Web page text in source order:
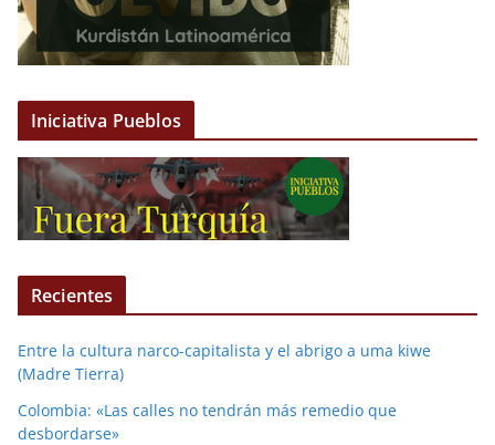
Iniciativa Pueblos
Recientes
Entre la cultura narco-capitalista y el abrigo a uma kiwe
(Madre Tierra)
Colombia: «Las calles no tendrán más remedio que
desbordarse»